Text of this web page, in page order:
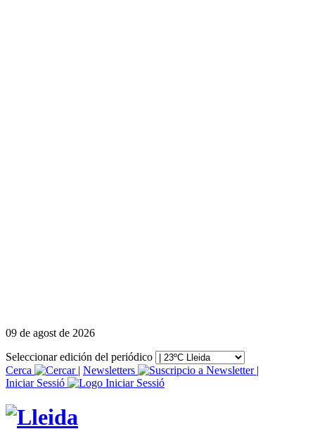
09 de agost de 2026
Seleccionar edición del periódico
Cerca
| Newsletters
|
Iniciar Sessió